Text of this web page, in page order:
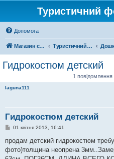
Туристичний
Допомога
Магазин спорядження Туристичний форум «Рюкзак»
Гидрокостюм детский
1 повідомлення
laguna111
Гидрокостюм детский
П
в
д
о
01 квітня 2013, 16:41
продам детский гидрокостюм
фото)толщина неопрена